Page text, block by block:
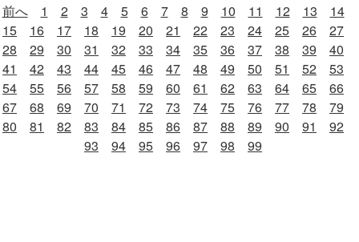
前へ
1 2 3 4 5 6 7 8 9 10 11 12 13
14
15
16 17 18 19 20 21 22 23 24 25 26
27
28
29 30 31 32 33 34 35 36 37 38 39
40
41
42 43 44 45 46 47 48 49 50 51 52
53
54
55 56 57 58 59 60 61 62 63 64 65
66
67
68 69 70 71 72 73 74 75 76 77 78
79
80
81 82 83 84 85 86 87 88 89 90 91
92
93
94 95 96 97 98 99